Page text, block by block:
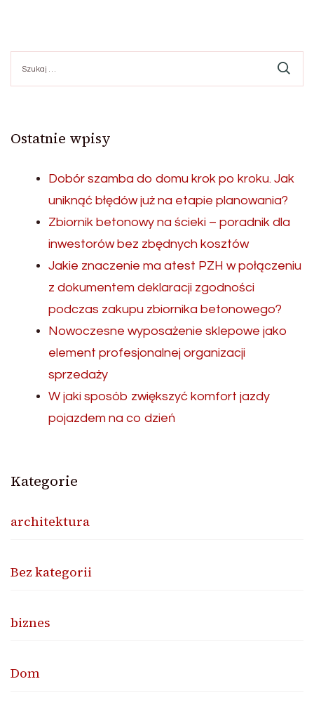
Ostatnie wpisy
Dobór szamba do domu krok po kroku. Jak
uniknąć błędów już na etapie planowania?
Zbiornik betonowy na ścieki – poradnik dla
inwestorów bez zbędnych kosztów
Jakie znaczenie ma atest PZH w połączeniu
z dokumentem deklaracji zgodności
podczas zakupu zbiornika betonowego?
Nowoczesne wyposażenie sklepowe jako
element profesjonalnej organizacji
sprzedaży
W jaki sposób zwiększyć komfort jazdy
pojazdem na co dzień
Kategorie
architektura
Bez kategorii
biznes
Dom